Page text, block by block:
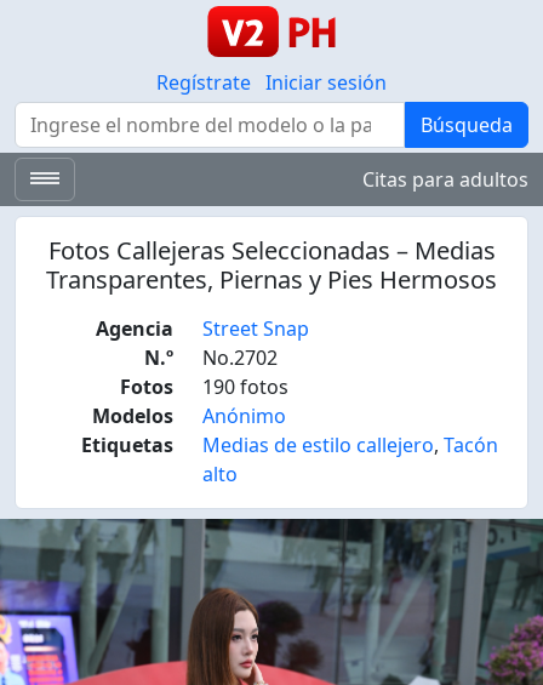
Regístrate Iniciar sesión
Búsqueda
Búsqueda
Citas para adultos
Fotos Callejeras Seleccionadas – Medias
Transparentes, Piernas y Pies Hermosos
Agencia
Street Snap
N.º
No.2702
Fotos
190 fotos
Modelos
Anónimo
Etiquetas
Medias de estilo callejero, Tacón
alto